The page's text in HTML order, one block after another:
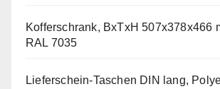
Kofferschrank, BxTxH 507x378x466
RAL 7035
Lieferschein-Taschen DIN lang,